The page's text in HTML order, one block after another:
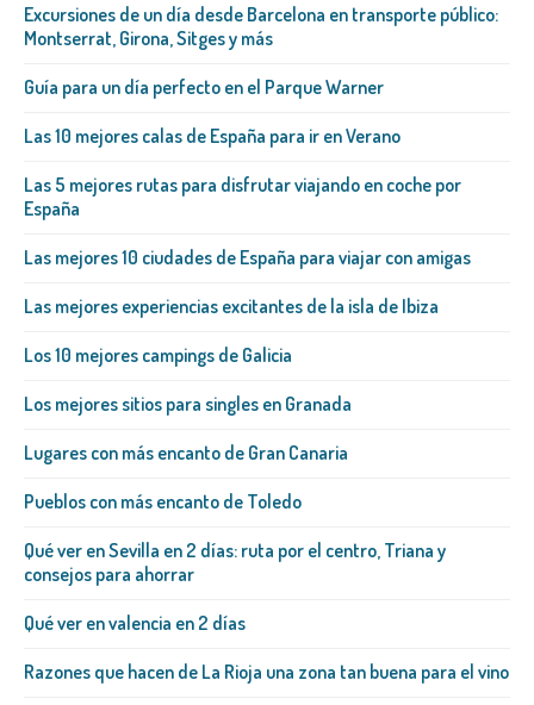
Excursiones de un día desde Barcelona en transporte público:
Montserrat, Girona, Sitges y más
Guía para un día perfecto en el Parque Warner
Las 10 mejores calas de España para ir en Verano
Las 5 mejores rutas para disfrutar viajando en coche por
España
Las mejores 10 ciudades de España para viajar con amigas
Las mejores experiencias excitantes de la isla de Ibiza
Los 10 mejores campings de Galicia
Los mejores sitios para singles en Granada
Lugares con más encanto de Gran Canaria
Pueblos con más encanto de Toledo
Qué ver en Sevilla en 2 días: ruta por el centro, Triana y
consejos para ahorrar
Qué ver en valencia en 2 días
Razones que hacen de La Rioja una zona tan buena para el vino